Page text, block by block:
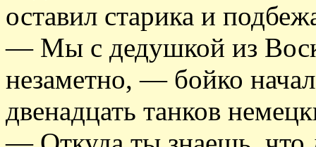
оставил старика и
— Мы с дедушкой из
незаметно, — бойко
двенадцать танков